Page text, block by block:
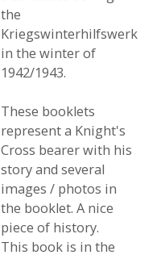
the
Kriegswinterhilfswerk
in the winter of
1942/1943.
These booklets
represent a Knight's
Cross bearer with his
story and several
images / photos in
the booklet. A nice
piece of history.
This book is in the